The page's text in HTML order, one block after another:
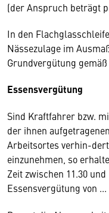
(der Anspruch beträgt
In den
Nässezulage im
Grundvergütung
Essensvergütung
Sind Kraftfahrer bzw.
der ihnen
Arbeitsortes verhin-
einzunehmen, so
Zeit zwischen 11.30
Essensvergütung von ...